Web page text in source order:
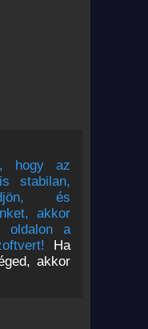
hogy az
stabilan,
és
akkor
oldalon a
Ha
akkor